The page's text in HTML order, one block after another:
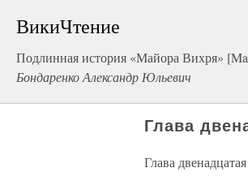
ВикиЧтение
Подлинная история «Майора Вихря»
Бондаренко Александр Юльевич
Глава
Глава двенадцатая